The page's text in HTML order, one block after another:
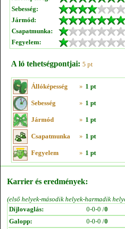
Sebesség:
Jármód:
Csapatmunka:
Fegyelem:
A ló tehetségpontjai: 5 pt
Állóképesség » 1 pt
Sebesség » 1 pt
Jármód » 1 pt
Csapatmunka » 1 pt
Fegyelem » 1 pt
Karrier és eredmények:
(első helyek-második helyek-harmadik
Díjlovaglás:
0-0-0 /0
Galopp:
0-0-0 /0